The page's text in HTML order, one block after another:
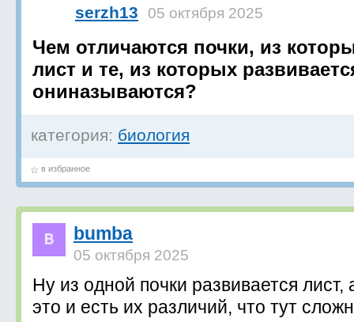
serzh13 05 октября 2025
Чем отличаются почки, из
лист и те, из которых
ониназываются?
категория: биология
в избранное
bumba
05 октября 2025
Ну из одной почки развивается лист,
это и есть их различий, что тут